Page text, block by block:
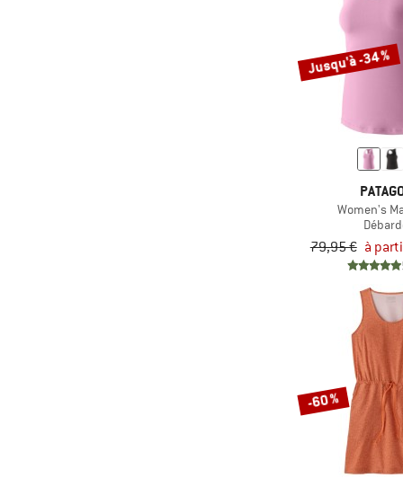
Jusqu'à -34 %
Women's
79,95 € à
-60 %